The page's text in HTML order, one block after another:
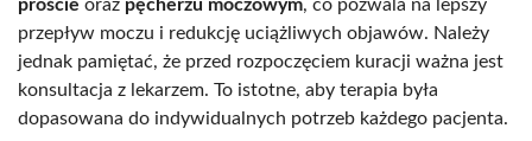
proście oraz pęcherzu moczowym, co pozwala na lepszy
przepływ moczu i redukcję uciążliwych objawów. Należy
jednak pamiętać, że przed rozpoczęciem kuracji ważna jest
konsultacja z lekarzem. To istotne, aby terapia była
dopasowana do indywidualnych potrzeb każdego pacjenta.